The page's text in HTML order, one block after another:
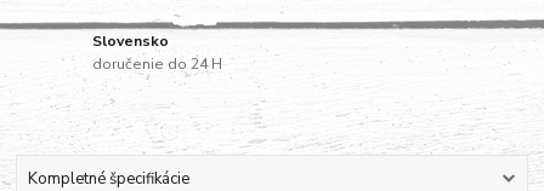
Slovensko
doručenie do 24 H
Kompletné špecifikácie